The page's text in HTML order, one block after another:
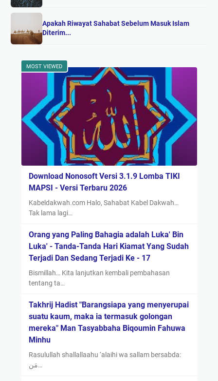
Apakah Riwayat Sahabat Sebelum Masuk Islam
Diterim...
MOST VIEWED
Download Nonosoft Versi 3.1.9 Lomba TIKI
MAPSI - Versi Terbaru 2026
Kabeldakwah.com Halo, Sahabat Kabel Dakwah…
Tak lama lagi…
Orang yang Paling Bahagia adalah Luka' Bin
Luka' - Tanda-Tanda Hari Kiamat Yang Sudah
Terjadi Dan Sedang Terjadi Ke - 17
Bismillah… Kita lanjutkan kembali pembahasan
tentang ta…
Takhrij Hadist "Barangsiapa yang menyerupai
suatu kaum, maka ia termasuk golongan
mereka" Man Tasyabbaha Biqoumin Fahuwa
Minhu
Rasulullah shallallaahu ‘alaihi wa sallam bersabda:
مَن…